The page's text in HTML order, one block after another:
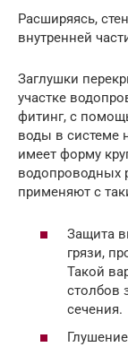
Расширяясь,
внутренней
Заглушки
участке
фитинг, с
воды в системе
имеет форму
водопроводных
применяют с
Защита
грязи,
Такой
столбов
сечения.